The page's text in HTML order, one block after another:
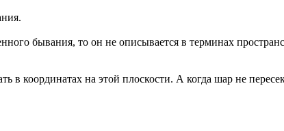
бывания, то он не описывается в терминах
координатах на этой плоскости. А когда шар не